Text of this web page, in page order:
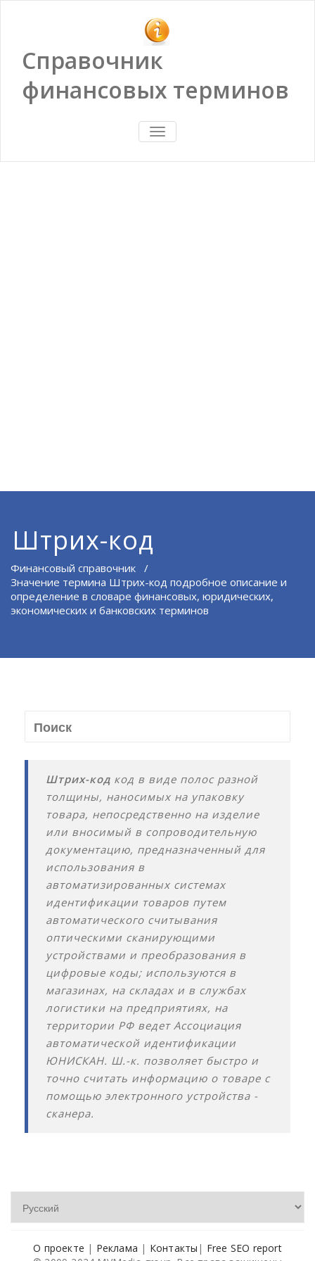
Справочник
финансовых терминов
ПОКАЗАТЬ/
СКРЫТЬ
Штрих-код
Финансовый справочник /
Значение термина Штрих-код подробное описание и
определение в словаре финансовых, юридических,
экономических и банковских терминов
Штрих-код код в виде полос разной
толщины, наносимых на упаковку
товара, непосредственно на изделие
или вносимый в сопроводительную
документацию, предназначенный для
использования в
автоматизированных системах
идентификации товаров путем
автоматического считывания
оптическими сканирующими
устройствами и преобразования в
цифровые коды; используются в
магазинах, на складах и в службах
логистики на предприятиях, на
территории РФ ведет Ассоциация
автоматической идентификации
ЮНИСКАН. Ш.-к. позволяет быстро и
точно считать информацию о товаре с
помощью электронного устройства -
сканера.
О проекте | Реклама | Контакты | Free SEO report